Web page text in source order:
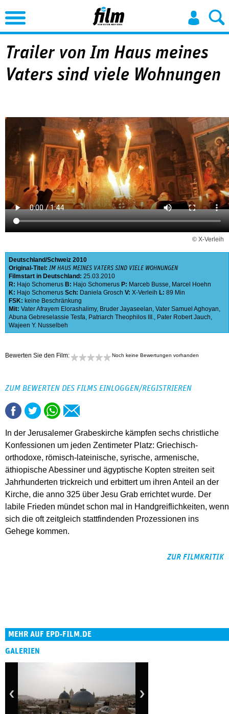
Jump to Navigation
Trailer von Im Haus meines
Vaters sind viele Wohnungen
© X-Verleih
Deutschland Schweiz 2010
Original-Titel: IM HAUS MEINES VATERS SIND VIELE WOHNUNGEN
Filmstart in Deutschland: 25.03.2010
R: Hajo Schomerus B: Hajo Schomerus P: Marceb Busse, Marcel Hoehn
K: Hajo Schomerus Sch: Daniela Grosch V: X-Verleih L: 89 Min
FSK: keine Beschränkung
Mit: Vater Afrayem Elorashalimy, Bruder Jayaseelan, Vater Samuel Aghoyan,
Abuna Gebreselassie Tesfa, Patriarch Theophilos III., Pater Robert Jauch,
Wajeen Y. Nusselbeh
Bewerten Sie den Film: Noch keine Bewertungen vorhanden
ZUM BEWERTEN DES FILMS EINLOGGEN/REGISTRIEREN
In der Jerusalemer Grabeskirche kämpfen sechs christliche
Konfessionen um jeden Zentimeter Platz: Griechisch-
orthodoxe, römisch-lateinische, syrische, armenische,
äthiopische Abessiner und ägyptische Kopten streiten seit
Jahrhunderten trickreich und erbittert um ihren Anteil an der
Kirche, die anno 325 über Jesu Grab errichtet wurde. Der
labile Frieden mündet schon mal in Handgreiflichkeiten, wenn
sich die oft zeitgleich stattfindenden Prozessionen ins
Gehege kommen.
ZUR FILMKRITIK
MEHR AUF EPD-FILM.DE
GALERIEN